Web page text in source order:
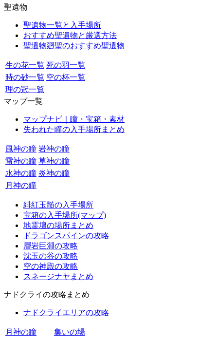
聖遺物
聖遺物一覧と入手場所
おすすめ聖遺物と厳選方法
聖遺物廻聖のおすすめ聖遺物
生の花一覧 死の羽一覧
時の砂一覧 空の杯一覧
理の冠一覧
マップ一覧
マップナビ｜瞳・宝箱・素材
失われた瞳の入手場所まとめ
風神の瞳 岩神の瞳
雷神の瞳 草神の瞳
水神の瞳 炎神の瞳
月神の瞳
緋紅玉髄の入手場所
宝箱の入手場所(マップ)
地霊壇の場所まとめ
ドラゴンスパインの攻略
層岩巨淵の攻略
沈玉の谷の攻略
空の神殿の攻略
スネージナヤまとめ
ナドクライの攻略まとめ
ナドクライエリアの攻略
月神の瞳
集いの場